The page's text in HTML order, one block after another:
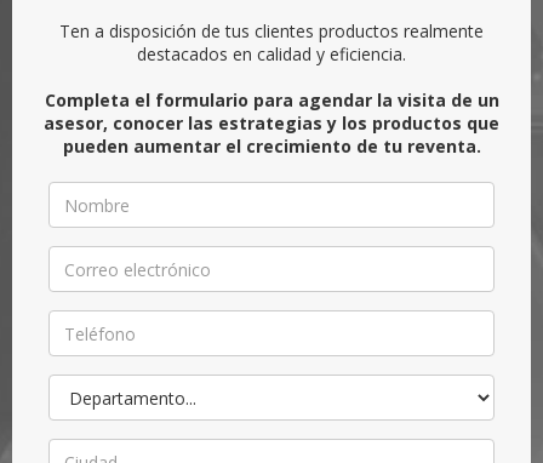
Ten a disposición de tus clientes productos realmente
destacados en calidad y eficiencia.
Completa el formulario para agendar la visita de un
asesor, conocer las estrategias y los productos que
pueden aumentar el crecimiento de tu reventa.